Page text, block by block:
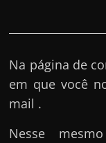
Na página de
em que você
mail .
Nesse